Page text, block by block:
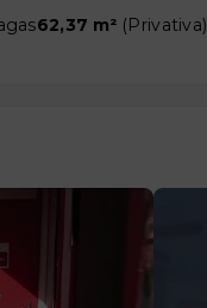
62,37 m² (Privativa)